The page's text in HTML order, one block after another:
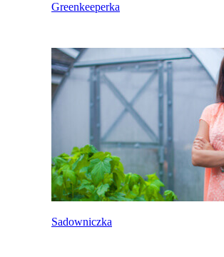
Greenkeeperka
Sadowniczka